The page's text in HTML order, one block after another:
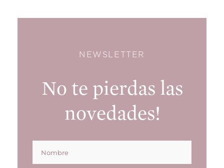
NEWSLETTER
No te pierdas las
novedades!